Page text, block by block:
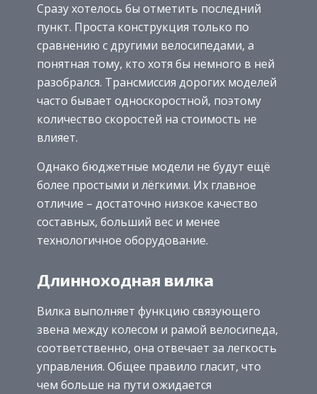
Сразу хотелось бы отметить последний
пункт. Проста конструкция только по
сравнению с другими велосипедами, а
понятная тому, кто хотя бы немного в ней
разобрался. Трансмиссия дорогих моделей
часто бывает односкоростной, поэтому
количество скоростей на стоимость не
влияет.
Однако бюджетные модели не будут ещё
более простыми и лёгкими. Их главное
отличие – достаточно низкое качество
составных, больший вес и менее
технологичное оборудование.
Длинноходная вилка
Вилка выполняет функцию связующего
звена между колесом и рамой велосипеда,
соответственно, она отвечает за легкость
управления. Общее правило гласит, что
чем больше на пути ожидается